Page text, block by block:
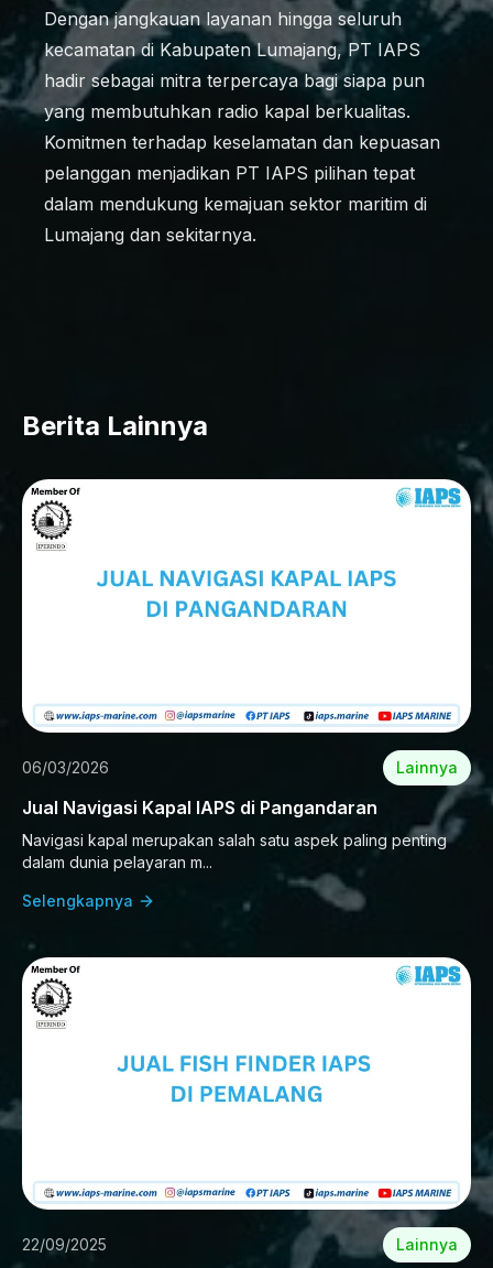
Dengan jangkauan layanan hingga seluruh
kecamatan di Kabupaten Lumajang, PT IAPS
hadir sebagai mitra terpercaya bagi siapa pun
yang membutuhkan radio kapal berkualitas.
Komitmen terhadap keselamatan dan kepuasan
pelanggan menjadikan PT IAPS pilihan tepat
dalam mendukung kemajuan sektor maritim di
Lumajang dan sekitarnya.
Berita Lainnya
06/03/2026 Lainnya
Jual Navigasi Kapal IAPS di Pangandaran
Navigasi kapal merupakan salah satu aspek paling penting
dalam dunia pelayaran m...
Selengkapnya
22/09/2025 Lainnya